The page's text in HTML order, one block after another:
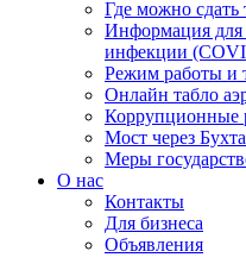
Где можно сдать
Информация для
инфекции
Режим работы и
Онлайн табло
Коррупционные
Мост через
Меры
О нас
Контакты
Для бизнеса
Объявления